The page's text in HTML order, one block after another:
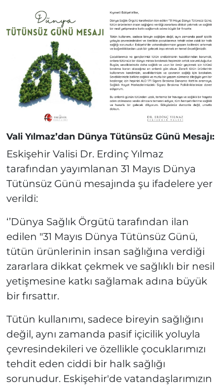
Vali Yılmaz’dan Dünya Tütünsüz Günü Mesajı:
Eskişehir Valisi Dr. Erdinç Yılmaz
tarafından yayımlanan 31 Mayıs Dünya
Tütünsüz Günü mesajında şu ifadelere yer
verildi:
‘’Dünya Sağlık Örgütü tarafından ilan
edilen "31 Mayıs Dünya Tütünsüz Günü,
tütün ürünlerinin insan sağlığına verdiği
zararlara dikkat çekmek ve sağlıklı bir nesil
yetişmesine katkı sağlamak adına büyük
bir fırsattır.
Tütün kullanımı, sadece bireyin sağlığını
değil, aynı zamanda pasif içicilik yoluyla
çevresindekileri ve özellikle çocuklarımızı
tehdit eden ciddi bir halk sağlığı
sorunudur. Eskişehir'de vatandaşlarımızın